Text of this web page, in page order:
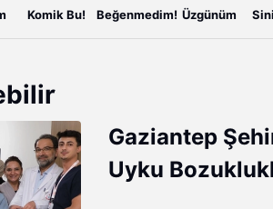
Komik Bu! Beğenmedim! Üzgünüm
Gaziantep
Uyku